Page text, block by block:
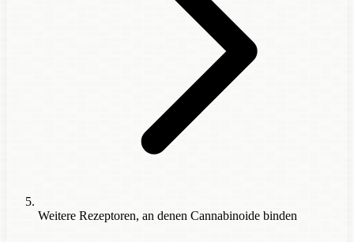
Weitere Rezeptoren, an denen Cannabinoide binden